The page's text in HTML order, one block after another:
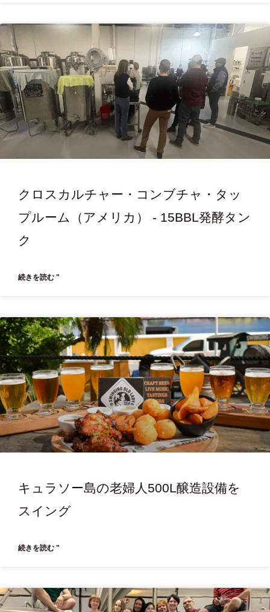
クロスカルチャー・コンブチャ・タッ
プルーム（アメリカ） - 15BBL発酵タン
ク
続きを読む "
キュラソー島の老婦人500L醸造設備を
スイング
続きを読む "